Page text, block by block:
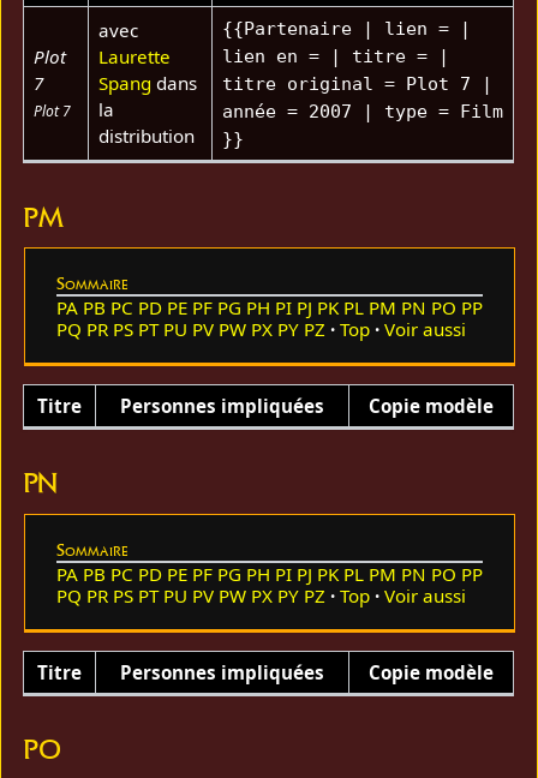
Plot
7
Plot 7
avec
Laurette
Spang dans
la
distribution
{{Partenaire | lien = |
lien en = | titre = |
titre original = Plot 7 |
année = 2007 | type = Film
}}
PM
Sommaire
PA PB PC PD PE PF PG PH PI PJ PK PL PM PN PO PP
PQ PR PS PT PU PV PW PX PY PZ Top Voir aussi
Titre Personnes impliquées Copie modèle
PN
Sommaire
PA PB PC PD PE PF PG PH PI PJ PK PL PM PN PO PP
PQ PR PS PT PU PV PW PX PY PZ Top Voir aussi
Titre Personnes impliquées Copie modèle
PO